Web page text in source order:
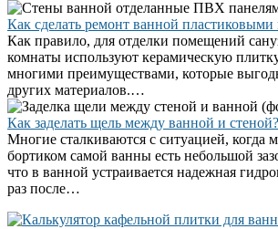
Как сделать ремонт ванной пластиковыми
Как правило, для отделки помещений
комнаты используют керамическую
многими преимуществами, которые
других материалов.…
Как заделать щель между ванной и стеной?
Многие сталкиваются с ситуацией, когда
бортиком самой ванны есть небольшой
что в ванной устраивается надежная
раз после…